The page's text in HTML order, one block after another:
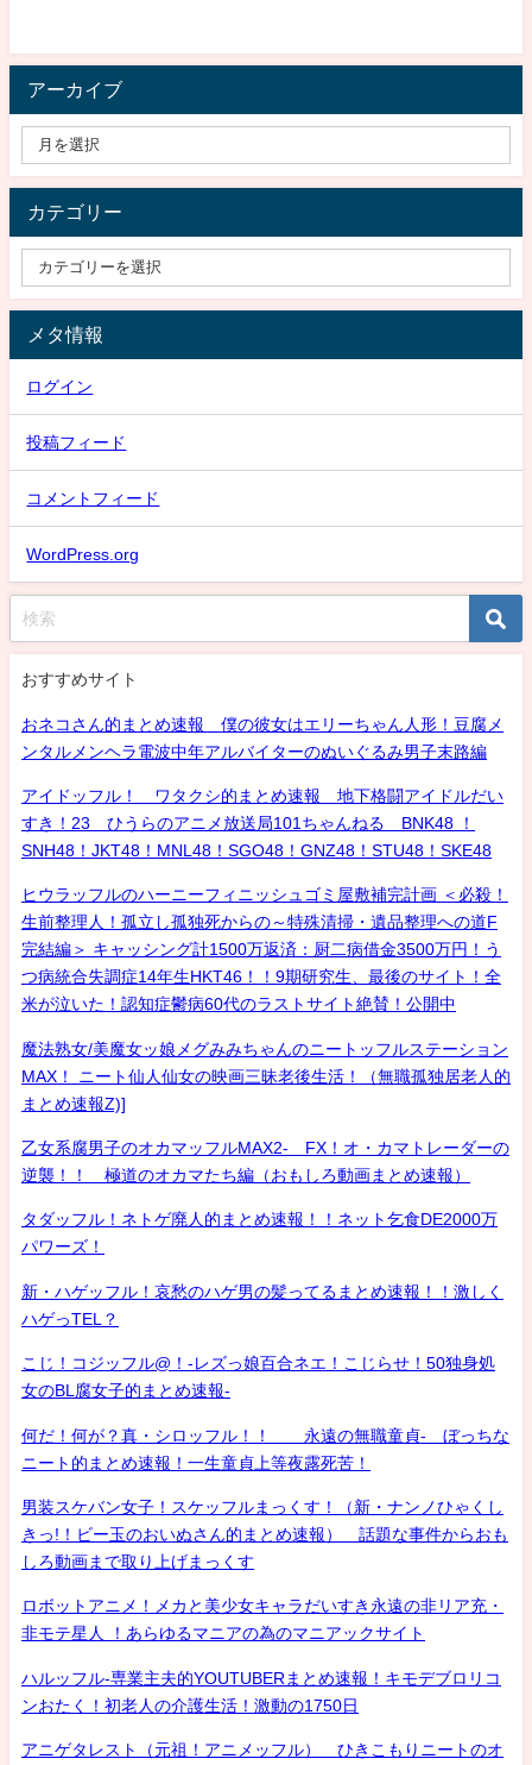
アーカイブ
カテゴリー
メタ情報
ログイン
投稿フィード
コメントフィード
WordPress.org
おすすめサイト
おネコさん的まとめ速報 僕の彼女はエリーちゃん人形！豆腐メ
ンタルメンヘラ電波中年アルバイターのぬいぐるみ男子末路編
アイドッフル！ ワタクシ的まとめ速報 地下格闘アイドルだい
すき！23 ひうらのアニメ放送局101ちゃんねる BNK48 ！
SNH48！JKT48！MNL48！SGO48！GNZ48！STU48！SKE48
ヒウラッフルのハーニーフィニッシュゴミ屋敷補完計画 ＜必殺！
生前整理人！孤立し孤独死からの～特殊清掃・遺品整理への道F
完結編＞ キャッシング計1500万返済：厨二病借金3500万円！う
つ病統合失調症14年生HKT46！！9期研究生、最後のサイト！全
米が泣いた！認知症鬱病60代のラストサイト絶賛！公開中
魔法熟女/美魔女ッ娘メグみみちゃんのニートッフルステーション
MAX！ ニート仙人仙女の映画三昧老後生活！（無職孤独居老人的
まとめ速報Z)]
乙女系腐男子のオカマッフルMAX2- FX！オ・カマトレーダーの
逆襲！！ 極道のオカマたち編（おもしろ動画まとめ速報）
タダッフル！ネトゲ廃人的まとめ速報！！ネット乞食DE2000万
パワーズ！
新・ハゲッフル！哀愁のハゲ男の髪ってるまとめ速報！！激しく
ハゲっTEL？
こじ！コジッフル@！-レズっ娘百合ネエ！こじらせ！50独身処
女のBL腐女子的まとめ速報-
何だ！何が？真・シロッフル！！ 永遠の無職童貞- ぼっちな
ニート的まとめ速報！一生童貞上等夜露死苦！
男装スケバン女子！スケッフルまっくす！（新・ナンノひゃくし
きっ!！ビー玉のおいぬさん的まとめ速報） 話題な事件からおも
しろ動画まで取り上げまっくす
ロボットアニメ！メカと美少女キャラだいすき永遠の非リア充・
非モテ星人 ！あらゆるマニアの為のマニアックサイト
ハルッフル-専業主夫的YOUTUBERまとめ速報！キモデブロリコ
ンおたく！初老人の介護生活！激動の1750日
アニゲタレスト（元祖！アニメッフル） ひきこもりニートのオ